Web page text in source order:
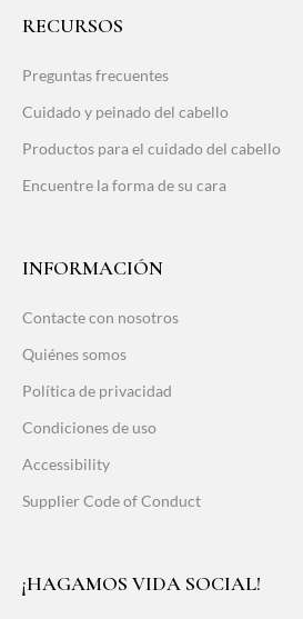
RECURSOS
Preguntas frecuentes
Cuidado y peinado del cabello
Productos para el cuidado del cabello
Encuentre la forma de su cara
INFORMACIÓN
Contacte con nosotros
Quiénes somos
Política de privacidad
Condiciones de uso
Accessibility
Supplier Code of Conduct
¡HAGAMOS VIDA SOCIAL!